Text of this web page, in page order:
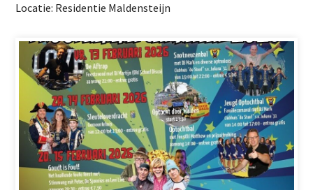
Locatie: Residentie Maldensteijn